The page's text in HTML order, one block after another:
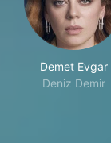
Demet Evgar
Deniz Demir